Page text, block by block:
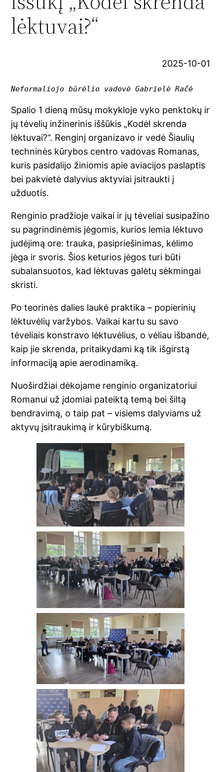
lėktuvai?“
2025-10-01
Neformaliojo būrėlio vadovė Gabrielė Račė
Spalio 1 dieną mūsų mokykloje vyko penktokų ir
jų tėvelių inžinerinis iššūkis „Kodėl skrenda
lėktuvai?“. Renginį organizavo ir vedė Šiaulių
techninės kūrybos centro vadovas Romanas,
kuris pasidalijo žiniomis apie aviacijos paslaptis
bei pakvietė dalyvius aktyviai įsitraukti į
užduotis.
Renginio pradžioje vaikai ir jų tėveliai susipažino
su pagrindinėmis jėgomis, kurios lemia lėktuvo
judėjimą ore: trauka, pasipriešinimas, kėlimo
jėga ir svoris. Šios keturios jėgos turi būti
subalansuotos, kad lėktuvas galėtų sėkmingai
skristi.
Po teorinės dalies laukė praktika – popierinių
lėktuvėlių varžybos. Vaikai kartu su savo
tėveliais konstravo lėktuvėlius, o vėliau išbandė,
kaip jie skrenda, pritaikydami ką tik išgirstą
informaciją apie aerodinamiką.
Nuoširdžiai dėkojame renginio organizatoriui
Romanui už įdomiai pateiktą temą bei šiltą
bendravimą, o taip pat – visiems dalyviams už
aktyvų įsitraukimą ir kūrybiškumą.